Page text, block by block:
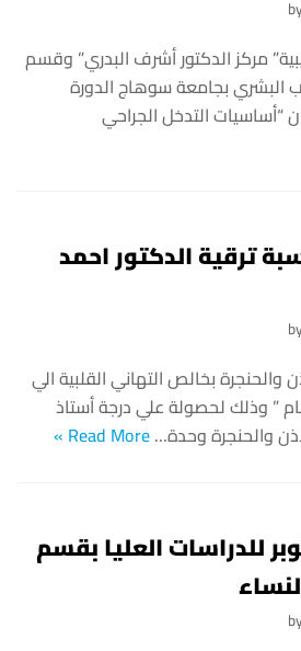
مركز الدكتور أشرف البدري” وقسم
البشري بجامعة سوهاج الدورة
“أساسيات التدخل الجراحي
ترقية الدكتور احمد
بخالص التهاني القلبية الي
” وذلك لحصولة علي درجة أستاذ
والحنجرة وحدة…Read More »
للدراسات العليا بقسم